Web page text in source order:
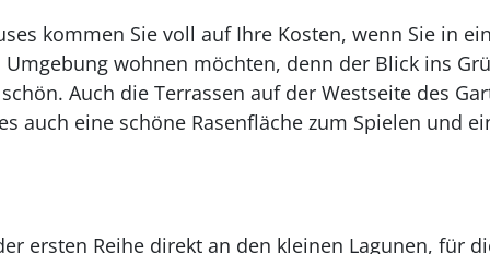
kommen Sie voll auf Ihre Kosten, wenn Sie in
wohnen möchten, denn der Blick ins
Auch die Terrassen auf der Westseite des
auch eine schöne Rasenfläche zum Spielen und
ersten Reihe direkt an den kleinen Lagunen, für